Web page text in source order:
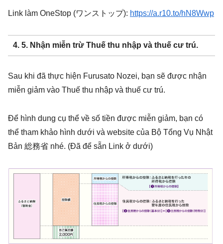
Link làm OneStop (ワンストップ): https://a.r10.to/hN8Wwp
4. 5. Nhận miễn trừ Thuế thu nhập và thuế cư trú.
Sau khi đã thực hiện Furusato Nozei, bạn sẽ được nhận
miễn giảm vào Thuế thu nhập và thuế cư trú.
Để hình dung cụ thể về số tiền được miễn giảm, bạn có
thể tham khảo hình dưới và website của Bộ Tổng Vụ Nhật
Bản 総務省 nhé. (Đã để sẵn Link ở dưới)